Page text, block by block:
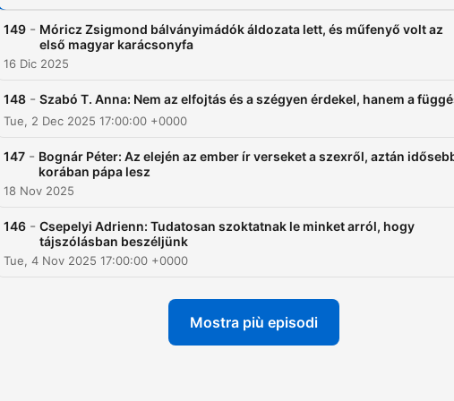
149 - Móricz Zsigmond bálványimádók áldozata lett, és műfenyő volt az
első magyar karácsonyfa
16 Dic 2025
148 - Szabó T. Anna: Nem az elfojtás és a szégyen érdekel, hanem a
Tue, 2 Dec 2025 17:00:00 +0000
147 - Bognár Péter: Az elején az ember ír verseket a szexről, aztán
korában pápa lesz
18 Nov 2025
146 - Csepelyi Adrienn: Tudatosan szoktatnak le minket arról, hogy
tájszólásban beszéljünk
Tue, 4 Nov 2025 17:00:00 +0000
Mostra più episodi